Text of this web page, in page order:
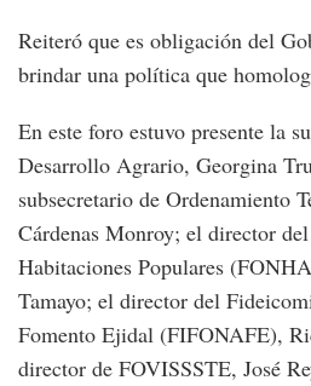
Reiteró que es obligación del
brindar una política que
En este foro estuvo presente la
Desarrollo Agrario, Georgina
subsecretario de Ordenamiento
Cárdenas Monroy; el director
Habitaciones Populares
Tamayo; el director del
Fomento Ejidal (FIFONAFE),
director de FOVISSSTE, José